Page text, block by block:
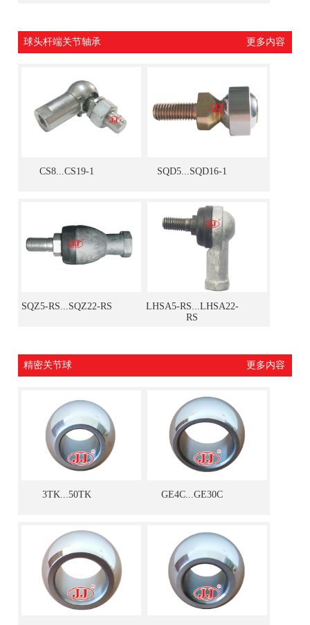
球头杆端关节轴承 更多内容
CS8...CS19-1 SQD5...SQD16-1
SQZ5-RS...SQZ22-RS
LHSA5-RS...LHSA22-
RS
精密关节球 更多内容
3TK...50TK GE4C...GE30C